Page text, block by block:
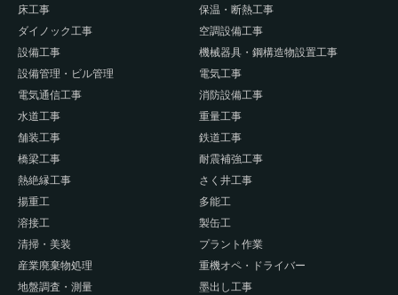
床工事
保温・断熱工事
ダイノック工事
空調設備工事
設備工事
機械器具・鋼構造物設置工事
設備管理・ビル管理
電気工事
電気通信工事
消防設備工事
水道工事
重量工事
舗装工事
鉄道工事
橋梁工事
耐震補強工事
熱絶縁工事
さく井工事
揚重工
多能工
溶接工
製缶工
清掃・美装
プラント作業
産業廃棄物処理
重機オペ・ドライバー
地盤調査・測量
墨出し工事